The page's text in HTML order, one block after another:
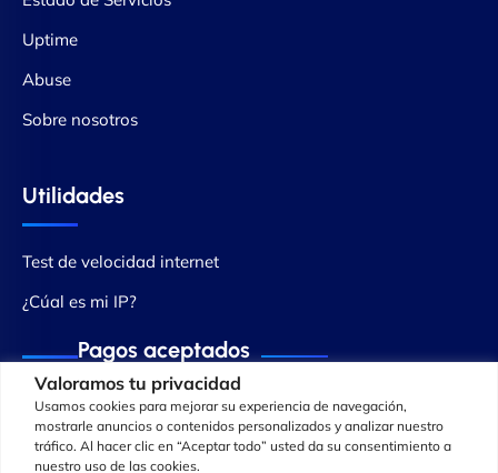
Valoramos tu privacidad
Usamos cookies para mejorar su experiencia de navegación,
mostrarle anuncios o contenidos personalizados y analizar nuestro
tráfico. Al hacer clic en “Aceptar todo” usted da su consentimiento a
nuestro uso de las cookies.
Uptime
Abuse
Sobre nosotros
Utilidades
Test de velocidad internet
¿Cúal es mi IP?
Pagos aceptados